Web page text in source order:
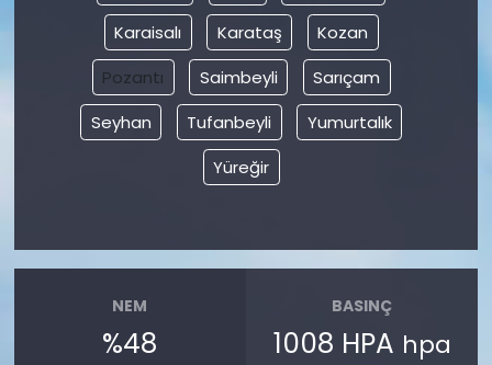
Karaisalı
Karataş
Kozan
Pozantı
Saimbeyli
Sarıçam
Seyhan
Tufanbeyli
Yumurtalık
Yüreğir
NEM
%48
BASINÇ
1008 HPA hpa